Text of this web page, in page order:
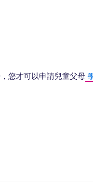
您才可以申請兒童父母